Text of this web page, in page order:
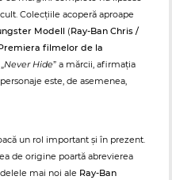
Colecțiile acoperă aproape
Modell (Ray-Ban Chris /
filmelor de la
Never Hide” a mărcii, afirmația
este, de asemenea,
un rol important și în prezent.
de origine poartă abrevierea
mai noi ale Ray-Ban